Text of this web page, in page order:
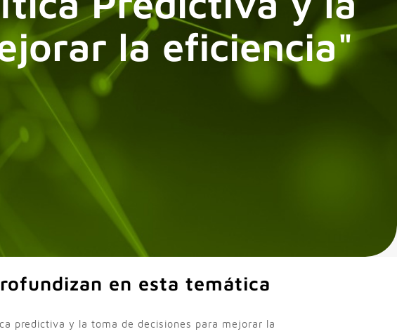
la eficiencia"
en esta temática
predictiva y la toma de decisiones para mejorar la